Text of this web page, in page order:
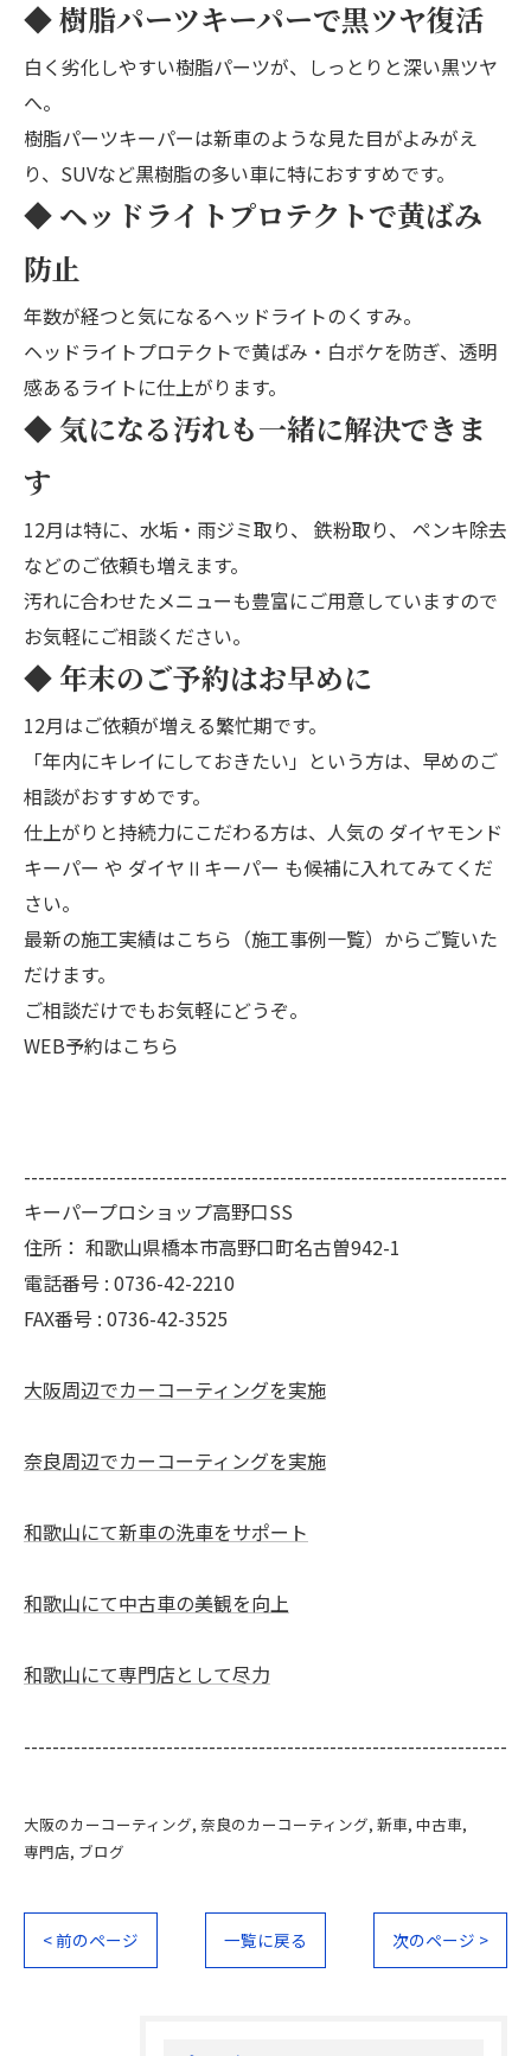
◆ 樹脂パーツキーパーで黒ツヤ復活
白く劣化しやすい樹脂パーツが、しっとりと深い黒ツヤ
へ。
樹脂パーツキーパーは新車のような見た目がよみがえ
り、SUVなど黒樹脂の多い車に特におすすめです。
◆ ヘッドライトプロテクトで黄ばみ
防止
年数が経つと気になるヘッドライトのくすみ。
ヘッドライトプロテクトで黄ばみ・白ボケを防ぎ、透明
感あるライトに仕上がります。
◆ 気になる汚れも一緒に解決できま
す
12月は特に、 水垢・雨ジミ取り、 鉄粉取り、 ペンキ除去
などのご依頼も増えます。
汚れに合わせたメニューも豊富にご用意していますので
お気軽にご相談ください。
◆ 年末のご予約はお早めに
12月はご依頼が増える繁忙期です。
「年内にキレイにしておきたい」という方は、早めのご
相談がおすすめです。
仕上がりと持続力にこだわる方は、人気の ダイヤモンド
キーパー や ダイヤⅡキーパー も候補に入れてみてくだ
さい。
最新の施工実績はこちら（施工事例一覧） からご覧いた
だけます。
ご相談だけでもお気軽にどうぞ。
WEB予約はこちら
--------------------------------------------------------------------
キーパープロショップ高野口SS
住所： 和歌山県橋本市高野口町名古曽942-1
電話番号 : 0736-42-2210
FAX番号 : 0736-42-3525
大阪周辺でカーコーティングを実施
奈良周辺でカーコーティングを実施
和歌山にて新車の洗車をサポート
和歌山にて中古車の美観を向上
和歌山にて専門店として尽力
--------------------------------------------------------------------
大阪のカーコーティング 奈良のカーコーティング 新車 中古車
専門店 ブログ
< 前のページ 一覧に戻る 次のページ >